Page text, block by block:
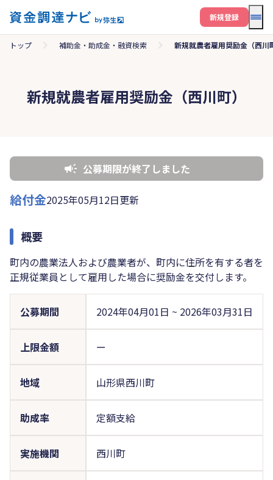
メ
新規登録
トップ 補助金・助成金・融資検索 新規就農者雇用奨励金（西川
新規就農者雇用奨励金（西川町）
公募期限が終了しました
給付金2025年05月12日更新
概要
町内の農業法人および農業者が、町内に住所を有する者を
正規従業員として雇用した場合に奨励金を交付します。
公募期間 2024年04月01日 ~ 2026年03月31日
上限金額 ー
地域 山形県西川町
助成率 定額支給
実施機関 西川町